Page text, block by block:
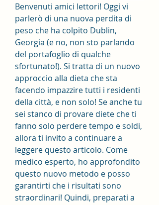
Benvenuti amici lettori! Oggi vi
parlerò di una nuova perdita di
peso che ha colpito Dublin,
Georgia (e no, non sto parlando
del portafoglio di qualche
sfortunato!). Si tratta di un nuovo
approccio alla dieta che sta
facendo impazzire tutti i residenti
della città, e non solo! Se anche tu
sei stanco di provare diete che ti
fanno solo perdere tempo e soldi,
allora ti invito a continuare a
leggere questo articolo. Come
medico esperto, ho approfondito
questo nuovo metodo e posso
garantirti che i risultati sono
straordinari! Quindi, preparati a